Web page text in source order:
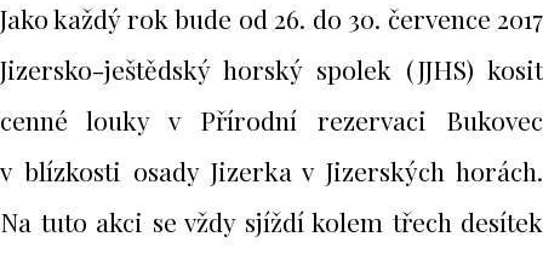
Jako každý rok bude od 26. do 30. července 2017
Jizersko-ještědský horský spolek (JJHS) kosit
cenné louky v Přírodní rezervaci Bukovec
v blízkosti osady Jizerka v Jizerských horách.
Na tuto akci se vždy sjíždí kolem třech desítek